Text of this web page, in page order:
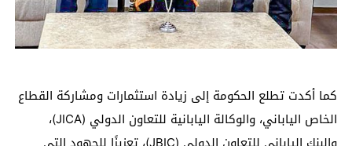
كما أكدت تطلع الحكومة إلى زيادة استثمارات ومشاركة القطاع
الخاص الياباني، والوكالة اليابانية للتعاون الدولي (JICA)،